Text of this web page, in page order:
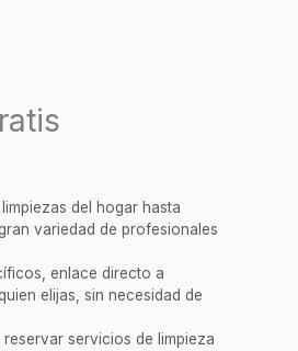
del hogar hasta
variedad de profesionales
enlace directo a
elijas, sin necesidad de
servicios de limpieza